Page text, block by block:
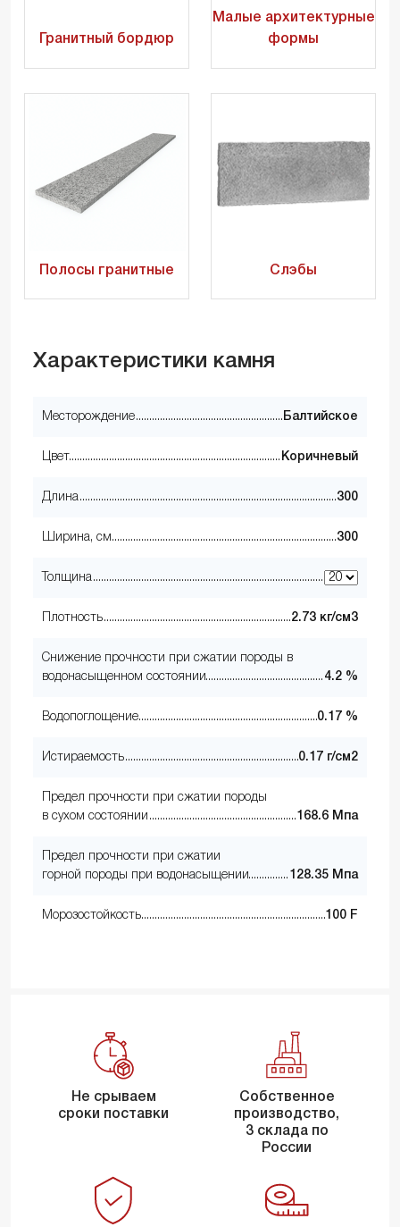
Гранитный бордюр
Малые архитектурные
формы
Полосы гранитные Слэбы
Характеристики камня
Месторождение Балтийское
Цвет Коричневый
Длина 300
Ширина, см 300
Толщина
Плотность 2.73 кг/см3
Снижение прочности при сжатии породы в
водонасыщенном состоянии
4.2 %
Водопоглощение 0.17 %
Истираемость 0.17 г/см2
Предел прочности при сжатии породы
в сухом состоянии
168.6 Мпа
Предел прочности при сжатии
горной породы при водонасыщении
128.35 Мпа
Морозостойкость 100 F
Не срываем
сроки поставки
Собственное
производство,
3 склада по
России